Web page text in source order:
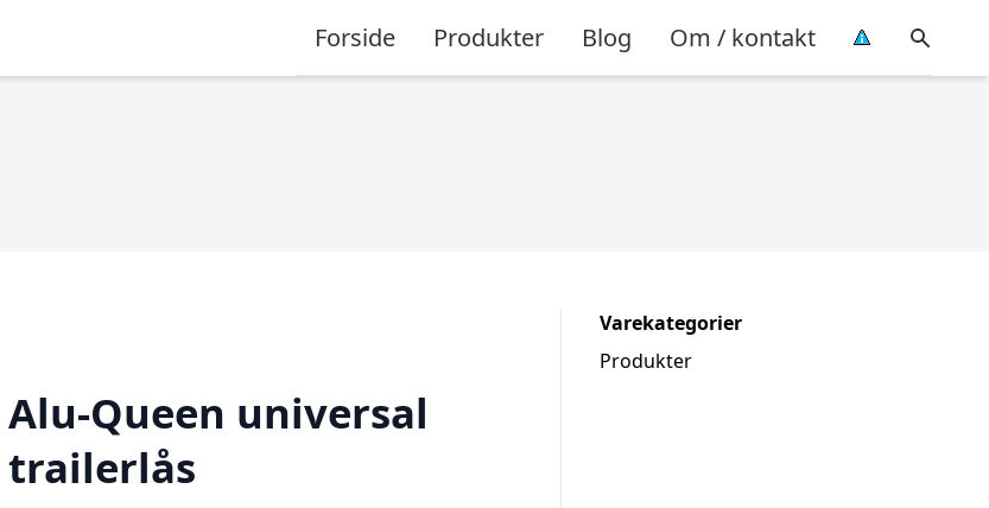
Forside Produkter Blog Om / kontakt
Alu-Queen universal
trailerlås
Varekategorier
Produkter